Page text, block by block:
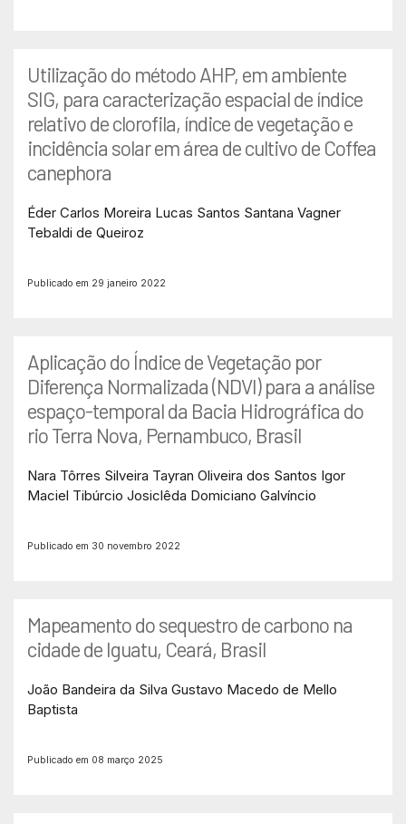
Utilização do método AHP, em ambiente
SIG, para caracterização espacial de índice
relativo de clorofila, índice de vegetação e
incidência solar em área de cultivo de Coffea
canephora
Éder Carlos Moreira Lucas Santos Santana Vagner
Tebaldi de Queiroz
Publicado em 29 janeiro 2022
Aplicação do Índice de Vegetação por
Diferença Normalizada (NDVI) para a análise
espaço-temporal da Bacia Hidrográfica do
rio Terra Nova, Pernambuco, Brasil
Nara Tôrres Silveira Tayran Oliveira dos Santos Igor
Maciel Tibúrcio Josiclêda Domiciano Galvíncio
Publicado em 30 novembro 2022
Mapeamento do sequestro de carbono na
cidade de Iguatu, Ceará, Brasil
João Bandeira da Silva Gustavo Macedo de Mello
Baptista
Publicado em 08 março 2025